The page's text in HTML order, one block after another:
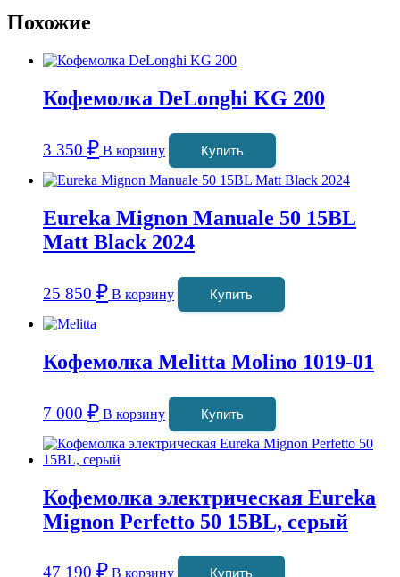
Похожие
Кофемолка DeLonghi KG 200
3 350 ₽ В корзину Купить
Eureka Mignon Manuale 50 15BL
Matt Black 2024
25 850 ₽ В корзину Купить
Кофемолка Melitta Molino 1019-01
7 000 ₽ В корзину Купить
Кофемолка электрическая Eureka
Mignon Perfetto 50 15BL, серый
47 190 ₽ В корзину Купить